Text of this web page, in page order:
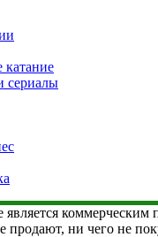
сериалы
коммерческим
продают, ни чего не